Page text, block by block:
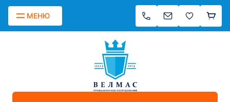
МЕНЮ